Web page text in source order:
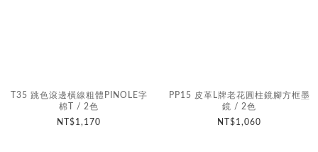
T35 跳色滾邊橫線粗體PINOLE字
棉T / 2色
NT$1,170
PP15 皮革L牌老花圓柱鏡腳方框墨
鏡 / 2色
NT$1,060